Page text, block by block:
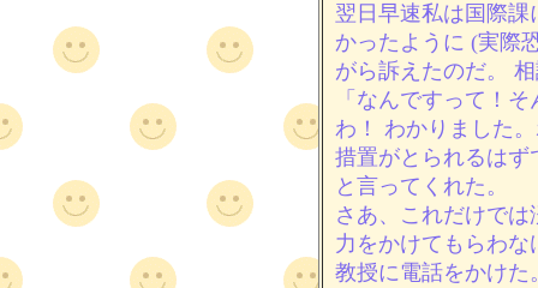
翌日早速私は国際
かったように (実際
がら訴えたのだ。
「なんですって！
わ！ わかりました
措置がとられるはず
と言ってくれた。
さあ、これだけで
力をかけてもらわな
教授に電話をかけた